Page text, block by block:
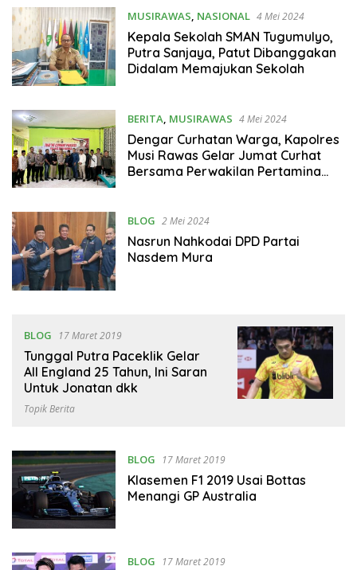
MUSIRAWAS, NASIONAL 4 Mei 2024
Kepala Sekolah SMAN Tugumulyo,
Putra Sanjaya, Patut Dibanggakan
Didalam Memajukan Sekolah
BERITA, MUSIRAWAS 4 Mei 2024
Dengar Curhatan Warga, Kapolres
Musi Rawas Gelar Jumat Curhat
Bersama Perwakilan Pertamina
BLOG 2 Mei 2024
Nasrun Nahkodai DPD Partai
Nasdem Mura
BLOG 17 Maret 2019
Tunggal Putra Paceklik Gelar
All England 25 Tahun, Ini Saran
Untuk Jonatan dkk
Topik Berita
BLOG 17 Maret 2019
Klasemen F1 2019 Usai Bottas
Menangi GP Australia
BLOG 17 Maret 2019